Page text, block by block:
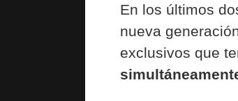
En los últimos
nueva
exclusivos que